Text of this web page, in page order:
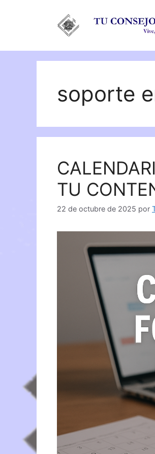
soporte
TU
22 de octubre de 2025 por